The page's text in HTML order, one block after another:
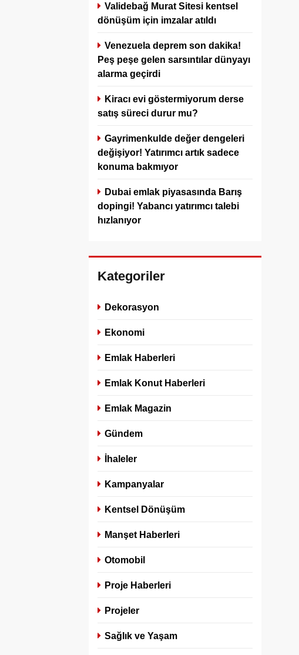
Validebağ Murat Sitesi kentsel
dönüşüm için imzalar atıldı
Venezuela deprem son dakika!
Peş peşe gelen sarsıntılar dünyayı
alarma geçirdi
Kiracı evi göstermiyorum derse
satış süreci durur mu?
Gayrimenkulde değer dengeleri
değişiyor! Yatırımcı artık sadece
konuma bakmıyor
Dubai emlak piyasasında Barış
dopingi! Yabancı yatırımcı talebi
hızlanıyor
Kategoriler
Dekorasyon
Ekonomi
Emlak Haberleri
Emlak Konut Haberleri
Emlak Magazin
Gündem
İhaleler
Kampanyalar
Kentsel Dönüşüm
Manşet Haberleri
Otomobil
Proje Haberleri
Projeler
Sağlık ve Yaşam